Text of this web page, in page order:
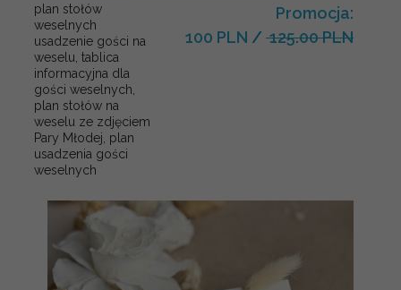
plan stołów
weselnych
usadzenie gości na
weselu, tablica
informacyjna dla
gości weselnych,
plan stołów na
weselu ze zdjęciem
Pary Młodej, plan
usadzenia gości
weselnych
Promocja:
100 PLN / 125.00 PLN